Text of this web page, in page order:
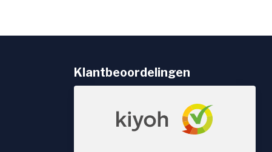
Klantbeoordelingen